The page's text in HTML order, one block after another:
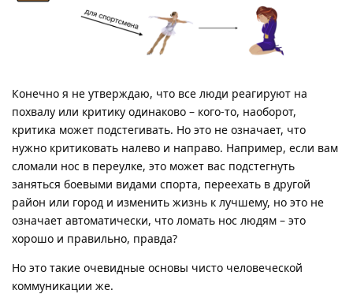
Конечно я не утверждаю, что все люди реагируют на
похвалу или критику одинаково – кого-то, наоборот,
критика может подстегивать. Но это не означает, что
нужно критиковать налево и направо. Например, если вам
сломали нос в переулке, это может вас подстегнуть
заняться боевыми видами спорта, переехать в другой
район или город и изменить жизнь к лучшему, но это не
означает автоматически, что ломать нос людям – это
хорошо и правильно, правда?
Но это такие очевидные основы чисто человеческой
коммуникации же.